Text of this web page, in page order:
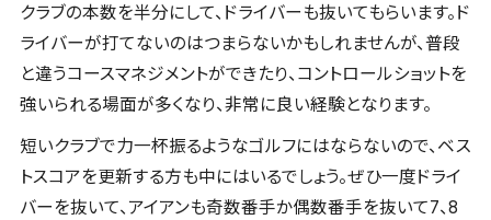
クラブの本数を半分にして、ドライバーも抜いてもらいます。ド
ライバーが打てないのはつまらないかもしれませんが、普段
と違うコースマネジメントができたり、コントロールショットを
強いられる場面が多くなり、非常に良い経験となります。
短いクラブで力一杯振るようなゴルフにはならないので、ベス
トスコアを更新する方も中にはいるでしょう。ぜひ一度ドライ
バーを抜いて、アイアンも奇数番手か偶数番手を抜いて7、8